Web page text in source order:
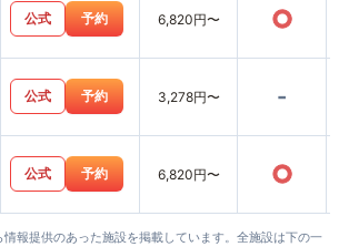
公式 予約 6,820円〜 ○
公式 予約 3,278円〜 -
公式 予約 6,820円〜 ○
報提供のあった施設を掲載しています。全施設は下の一